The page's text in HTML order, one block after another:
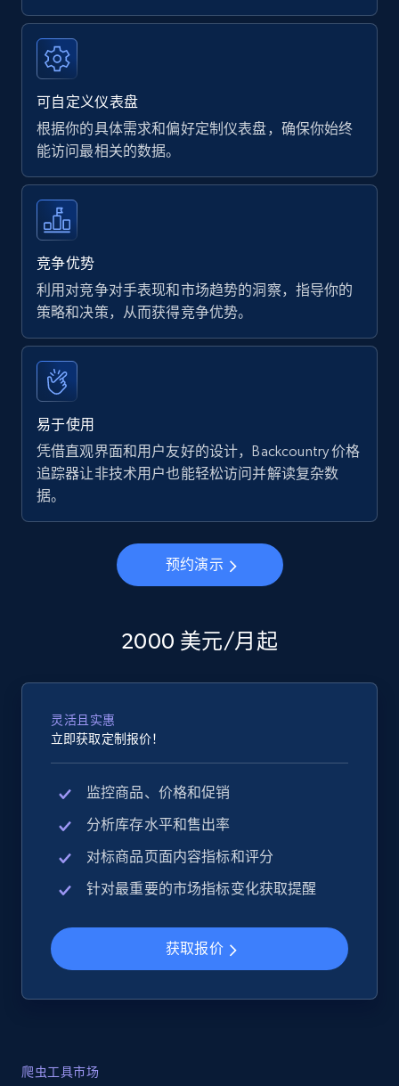
可自定义仪表盘
根据你的具体需求和偏好定制仪表盘，确保你始终
能访问最相关的数据。
竞争优势
利用对竞争对手表现和市场趋势的洞察，指导你的
策略和决策，从而获得竞争优势。
易于使用
凭借直观界面和用户友好的设计，Backcountry 价格
追踪器让非技术用户也能轻松访问并解读复杂数
据。
预约演示
2000 美元/月起
灵活且实惠
立即获取定制报价！
监控商品、价格和促销
分析库存水平和售出率
对标商品页面内容指标和评分
针对最重要的市场指标变化获取提醒
获取报价
爬虫工具市场